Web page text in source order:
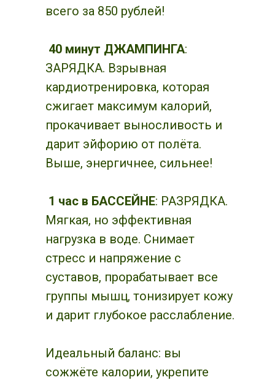
всего за 850 рублей!
40 минут ДЖАМПИНГА:
ЗАРЯДКА. Взрывная
кардиотренировка, которая
сжигает максимум калорий,
прокачивает выносливость и
дарит эйфорию от полёта.
Выше, энергичнее, сильнее!
1 час в БАССЕЙНЕ: РАЗРЯДКА.
Мягкая, но эффективная
нагрузка в воде. Снимает
стресс и напряжение с
суставов, прорабатывает все
группы мышц, тонизирует кожу
и дарит глубокое расслабление.
Идеальный баланс: вы
сожжёте калории, укрепите